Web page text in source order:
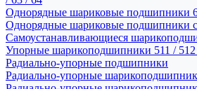
Однорядные шариковые подшипники
Однорядные шариковые подшипники
Самоустанавливающиеся
Упорные шарикоподшипники 511 / 512
Радиально-упорные подшипники
Радиально-упорные